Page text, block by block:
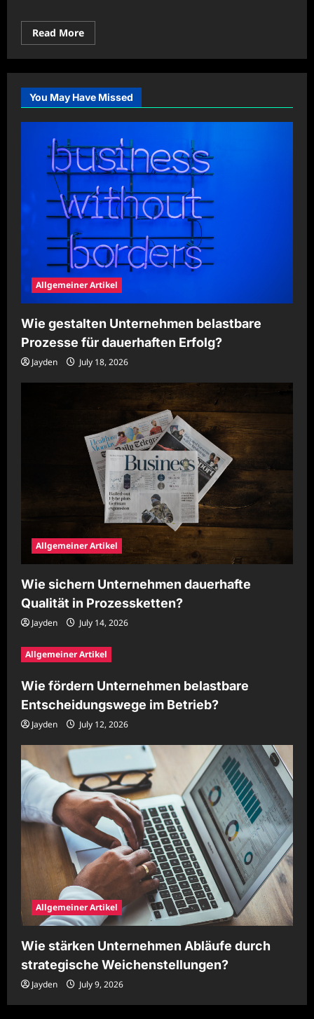
Read MoreRead
more
Softwareprozesse
zentral
effizient
organisieren
You May Have Missed
Allgemeiner Artikel
Wie gestalten Unternehmen belastbare
Prozesse für dauerhaften Erfolg?
Jayden July 18, 2026
Allgemeiner Artikel
Wie sichern Unternehmen dauerhafte
Qualität in Prozessketten?
Jayden July 14, 2026
Allgemeiner Artikel
Wie fördern Unternehmen belastbare
Entscheidungswege im Betrieb?
Jayden July 12, 2026
Allgemeiner Artikel
Wie stärken Unternehmen Abläufe durch
strategische Weichenstellungen?
Jayden July 9, 2026